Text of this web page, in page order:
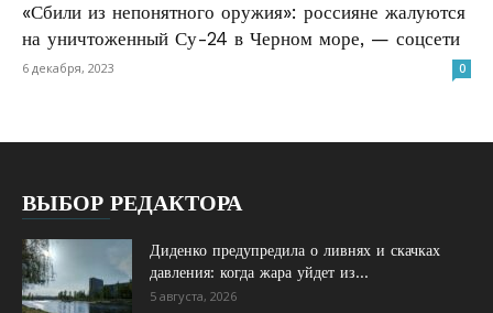
«Сбили из непонятного оружия»: россияне жалуются
на уничтоженный Су-24 в Черном море, — соцсети
6 декабря, 2023 0
ВЫБОР РЕДАКТОРА
Диденко предупредила о ливнях и скачках
давления: когда жара уйдет из...
5 августа, 2026